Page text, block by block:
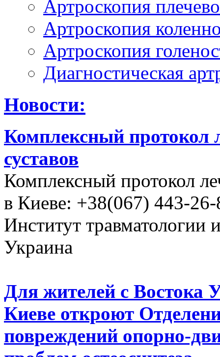
Артроскопия
Артроскопия
Артроскопия
Диагностическая
Новости:
Комплексный протокол
суставов
Комплексный протокол
в Киеве: +38(067) 443-
Институт
Украина
Для жителей с
Киеве откроют
повреждений опорно-